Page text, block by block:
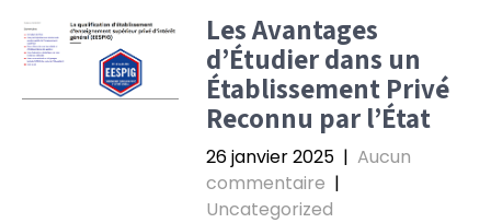
Les Avantages
d’Étudier dans un
Établissement Privé
Reconnu par l’État
26 janvier 2025 | Aucun
commentaire |
Uncategorized